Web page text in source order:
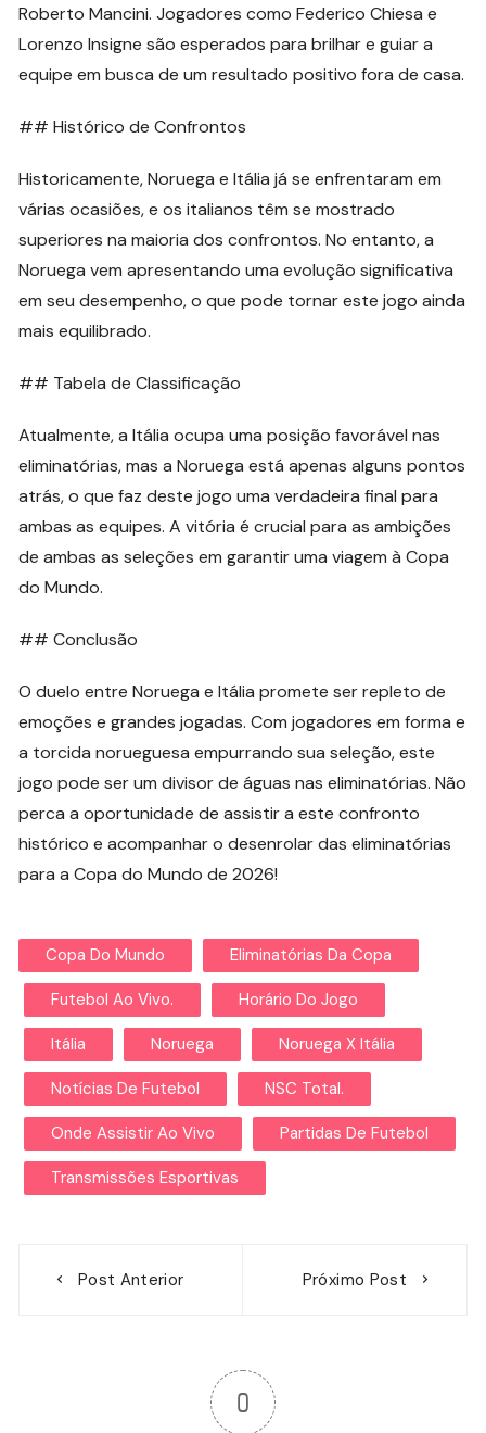
Roberto Mancini. Jogadores como Federico Chiesa e
Lorenzo Insigne são esperados para brilhar e guiar a
equipe em busca de um resultado positivo fora de casa.
## Histórico de Confrontos
Historicamente, Noruega e Itália já se enfrentaram em
várias ocasiões, e os italianos têm se mostrado
superiores na maioria dos confrontos. No entanto, a
Noruega vem apresentando uma evolução significativa
em seu desempenho, o que pode tornar este jogo ainda
mais equilibrado.
## Tabela de Classificação
Atualmente, a Itália ocupa uma posição favorável nas
eliminatórias, mas a Noruega está apenas alguns pontos
atrás, o que faz deste jogo uma verdadeira final para
ambas as equipes. A vitória é crucial para as ambições
de ambas as seleções em garantir uma viagem à Copa
do Mundo.
## Conclusão
O duelo entre Noruega e Itália promete ser repleto de
emoções e grandes jogadas. Com jogadores em forma e
a torcida norueguesa empurrando sua seleção, este
jogo pode ser um divisor de águas nas eliminatórias. Não
perca a oportunidade de assistir a este confronto
histórico e acompanhar o desenrolar das eliminatórias
para a Copa do Mundo de 2026!
Copa Do Mundo Eliminatórias Da Copa
Futebol Ao Vivo. Horário Do Jogo
Itália Noruega Noruega X Itália
Notícias De Futebol NSC Total.
Onde Assistir Ao Vivo Partidas De Futebol
Transmissões Esportivas
Post Anterior Próximo Post
0